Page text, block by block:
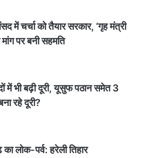
में चर्चा को तैयार सरकार, ‘गृह मंत्री
मांग पर बनी सहमति
में भी बढ़ी दूरी, यूसुफ पठान समेत 3
रहे दूरी?
लोक-पर्व: हरेली तिहार